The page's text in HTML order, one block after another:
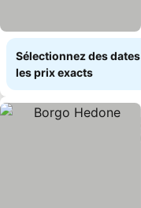
Sélectionnez des
les prix exacts